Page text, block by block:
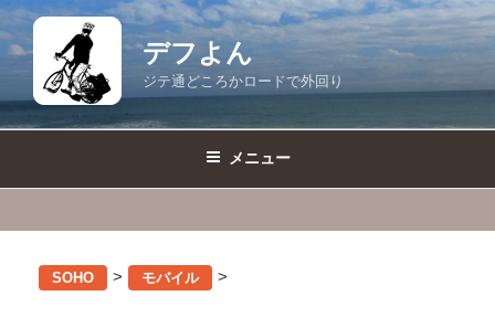
コ
ン
デフよん
ジテ通どころかロードで外回り
メニュー
SOHO > モバイル >